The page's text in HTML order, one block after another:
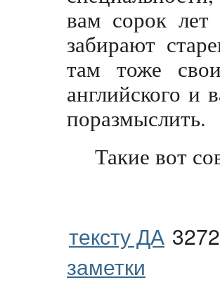
вам сорок лет
забирают
там тоже
английского и
поразмыслить.
Такие вот
тексту ДА 3272
заметки